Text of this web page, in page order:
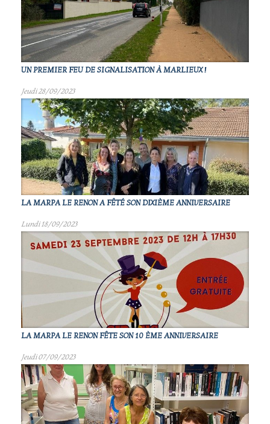
UN PREMIER FEU DE SIGNALISATION À MARLIEUX !
Jeudi 28/09/2023
LA MARPA LE RENON A FÊTÉ SON DIXIÈME ANNIVERSAIRE
Lundi 18/09/2023
LA MARPA LE RENON FÊTE SON 10 ÈME ANNIVERSAIRE
Jeudi 07/09/2023